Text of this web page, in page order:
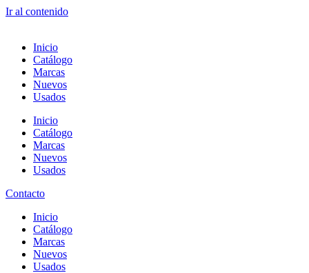
Ir al contenido
Inicio
Catálogo
Marcas
Nuevos
Usados
Inicio
Catálogo
Marcas
Nuevos
Usados
Contacto
Inicio
Catálogo
Marcas
Nuevos
Usados